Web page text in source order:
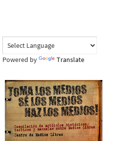
Powered by Translate